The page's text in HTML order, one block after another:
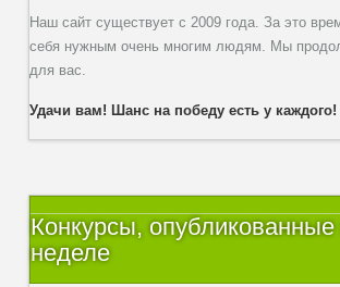
Наш сайт существует с 2009 года. За это
себя нужным очень многим людям. Мы
для вас.
Удачи вам! Шанс на победу есть у каждого!
Конкурсы, опубликованные
неделе